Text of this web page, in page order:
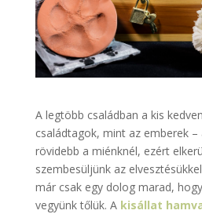
A legtöbb családban a kis
családtagok, mint az emberek
rövidebb a miénknél, ezért
szembesüljünk az
már csak egy dolog marad,
vegyünk tőlük. A kisállat